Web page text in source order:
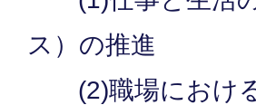
ス）の推進
(2)職場における